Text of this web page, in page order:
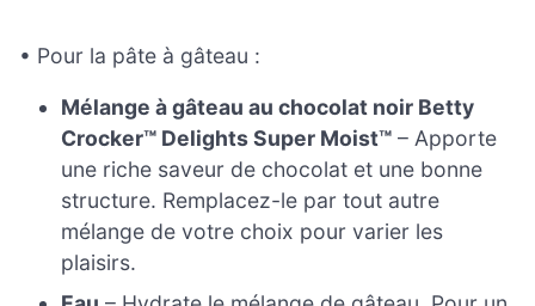
• Pour la pâte à gâteau :
Mélange à gâteau au chocolat noir Betty
Crocker™ Delights Super Moist™ – Apporte
une riche saveur de chocolat et une bonne
structure. Remplacez-le par tout autre
mélange de votre choix pour varier les
plaisirs.